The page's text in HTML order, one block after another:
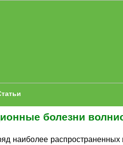
болезни
наиболее